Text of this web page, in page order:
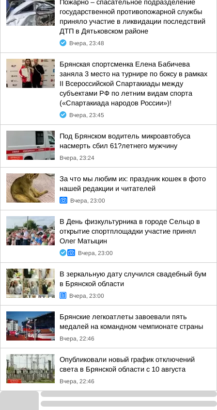
Пожарно – спасательное подразделение
государственной противопожарной службы
приняло участие в ликвидации последствий
ДТП в Дятьковском районе
Вчера, 23:48
Брянская спортсменка Елена Бабичева
заняла 3 место на турнире по боксу в рамках
II Всероссийской Спартакиады между
субъектами РФ по летним видам спорта
(«Спартакиада народов России»)!
Вчера, 23:45
Под Брянском водитель микроавтобуса
насмерть сбил 61?летнего мужчину
Вчера, 23:24
За что мы любим их: праздник кошек в фото
нашей редакции и читателей
Вчера, 23:00
В День физкультурника в городе Сельцо в
открытие спортплощадки участие принял
Олег Матыцин
Вчера, 23:00
В зеркальную дату случился свадебный бум
в Брянской области
Вчера, 23:00
Брянские легкоатлеты завоевали пять
медалей на командном чемпионате страны
Вчера, 22:46
Опубликовали новый график отключений
света в Брянской области с 10 августа
Вчера, 22:46